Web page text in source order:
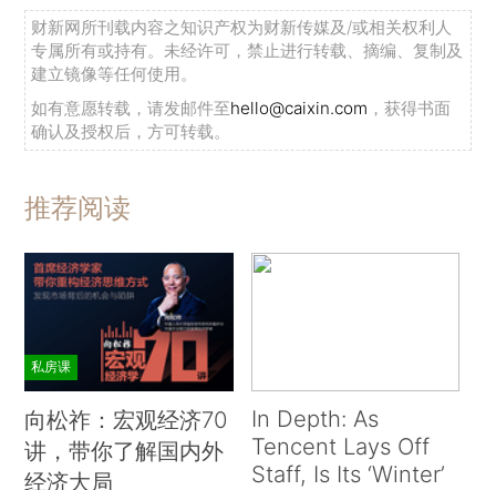
财新网所刊载内容之知识产权为财新传媒及/或相关权利人
专属所有或持有。未经许可，禁止进行转载、摘编、复制及
建立镜像等任何使用。
如有意愿转载，请发邮件至hello@caixin.com ，获得书面
确认及授权后，方可转载。
推荐阅读
私房课
向松祚：宏观经济70
讲，带你了解国内外
经济大局
In Depth: As
Tencent Lays Off
Staff, Is Its ‘Winter’